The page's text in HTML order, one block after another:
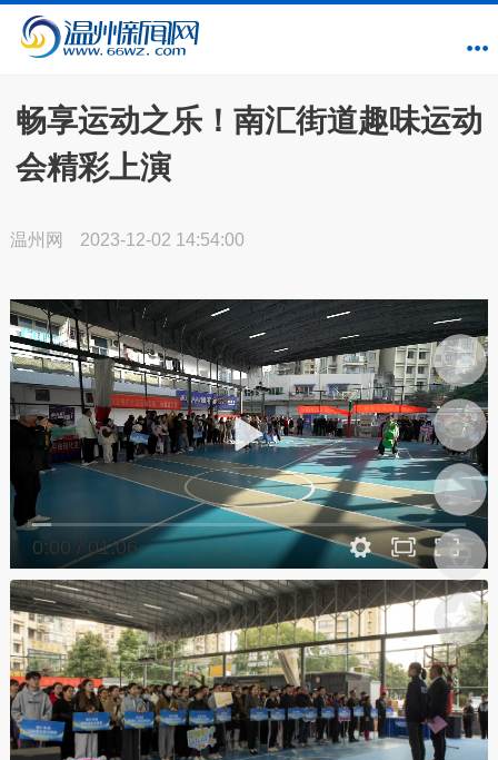
畅享运动之乐！南汇街道趣味运动
会精彩上演
温州网 2023-12-02 14:54:00
0:00 / 01:06